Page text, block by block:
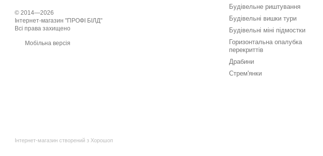
© 2014—2026
Інтернет-магазин "ПРОФІ БІЛД"
Всі права захищено
Мобільна версія
Інтернет-магазин створений з Хорошоп
Будівельне риштування
Будівельні вишки тури
Будівельні міні підмостки
Горизонтальна опалубка
перекриттів
Драбини
Стрем'янки